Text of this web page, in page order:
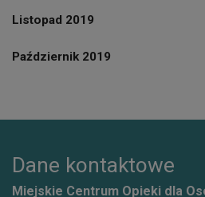
Listopad 2019
Październik 2019
Dane kontaktowe
Miejskie Centrum Opieki dla